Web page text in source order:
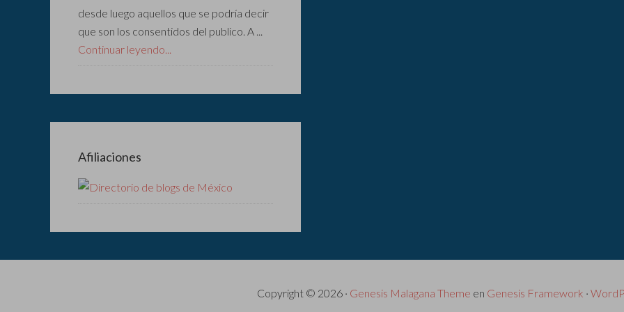
desde luego aquellos que se podría decir
que son los consentidos del publico. A ...
Continuar leyendo...
Afiliaciones
Copyright © 2026 · Genesis Malagana Theme en Genesis Framework ·